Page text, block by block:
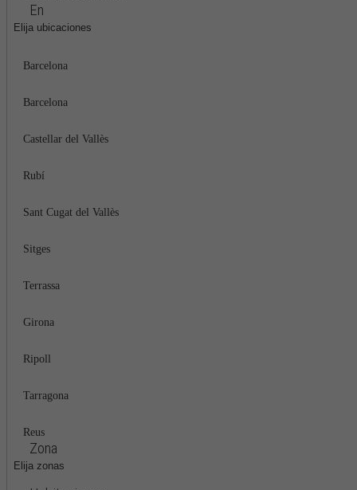
En
Elija ubicaciones
Barcelona
Barcelona
Castellar del Vallès
Rubí
Sant Cugat del Vallès
Sitges
Terrassa
Girona
Ripoll
Tarragona
Reus
Zona
Elija zonas